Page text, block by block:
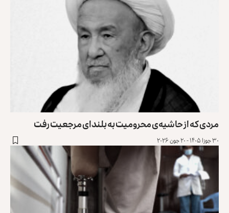
مردی که از حاشیه‌ی محرومیت به بلندای مرجعیت رفت
۳۰ جوزا ۱۴۰۵ - ۲۰ جون ۲۰۲۶